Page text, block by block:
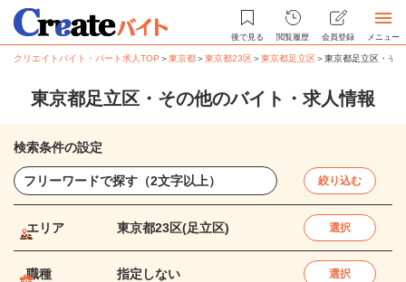
後で見る 閲覧履歴 会員登録 メニュー
クリエイトバイト・パート求人TOP ＞東京都＞東京都23区＞東京都足立区＞東京都足立区・そ
東京都足立区・その他のバイト・求人情報
検索条件の設定
絞り込む
エリア 東京都23区(足立区) 選択
職種 指定しない 選択